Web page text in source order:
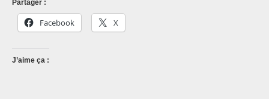
Partager :
Facebook X
J’aime ça :